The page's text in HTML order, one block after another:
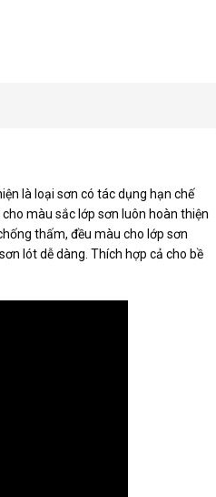
là loại sơn có tác dụng hạn chế
màu sắc lớp sơn luôn hoàn thiện
thấm, đều màu cho lớp sơn
lót dễ dàng. Thích hợp cả cho bề